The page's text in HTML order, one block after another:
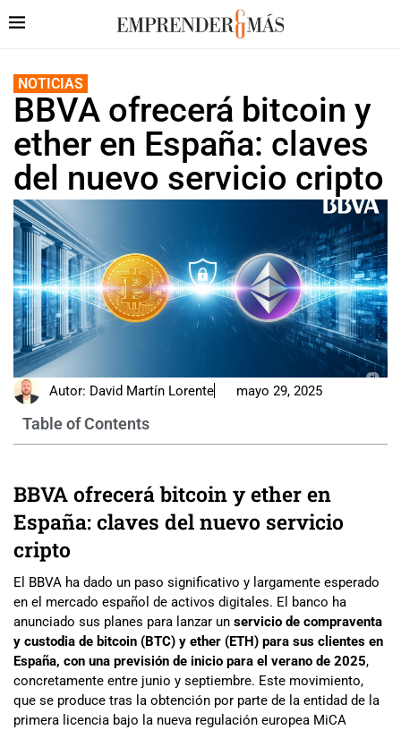
NOTICIAS
BBVA ofrecerá bitcoin y
ether en España: claves
del nuevo servicio cripto
Autor: David Martín Lorente mayo 29, 2025
Table of Contents
BBVA ofrecerá bitcoin y ether en
España: claves del nuevo servicio
cripto
El BBVA ha dado un paso significativo y largamente esperado
en el mercado español de activos digitales. El banco ha
anunciado sus planes para lanzar un servicio de compraventa
y custodia de bitcoin (BTC) y ether (ETH) para sus clientes en
España, con una previsión de inicio para el verano de 2025,
concretamente entre junio y septiembre. Este movimiento,
que se produce tras la obtención por parte de la entidad de la
primera licencia bajo la nueva regulación europea MiCA